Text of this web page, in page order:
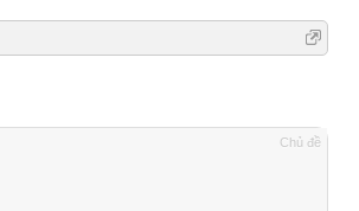
Chủ đề